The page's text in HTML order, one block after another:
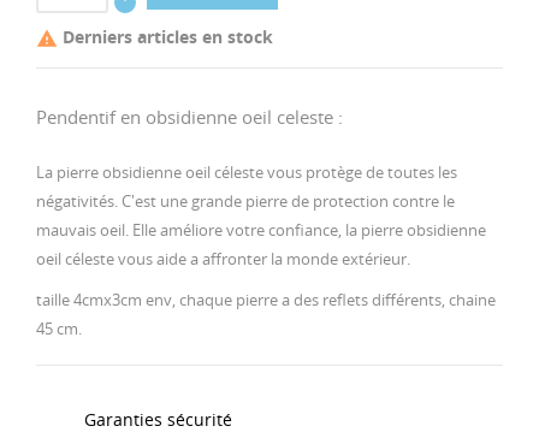
 Derniers articles en stock
Pendentif en obsidienne oeil celeste :
La pierre obsidienne oeil céleste vous protège de toutes les
négativités. C'est une grande pierre de protection contre le
mauvais oeil. Elle améliore votre confiance, la pierre obsidienne
oeil céleste vous aide a affronter la monde extérieur.
taille 4cmx3cm env, chaque pierre a des reflets différents, chaine
45 cm.
Garanties sécurité